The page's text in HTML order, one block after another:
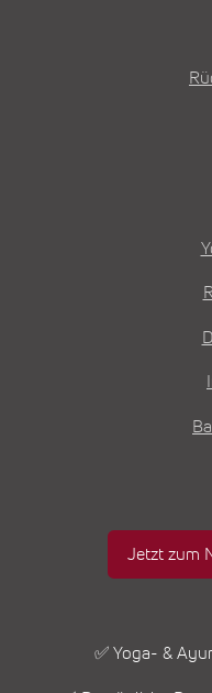
Jetzt zum
✅ Yoga- &